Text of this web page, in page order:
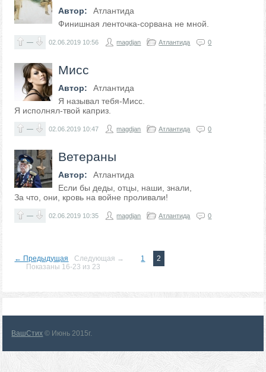
Автор:
Атлантида
Финишная ленточка-сорвана не мной.
— 02.06.2019 10:56 magdjan Атлантида 0
Мисс
Автор:
Атлантида
Я называл тебя-Мисс.
Я исполнял-твой каприз.
— 02.06.2019 10:47 magdjan Атлантида 0
Ветераны
Автор:
Атлантида
Если бы деды, отцы, наши, знали,
За что, они, кровь на войне проливали!
— 02.06.2019 10:35 magdjan Атлантида 0
← Предыдущая Следующая → 1
2
Показаны 16-23 из 23
ВашСтих © Июнь 2015г.